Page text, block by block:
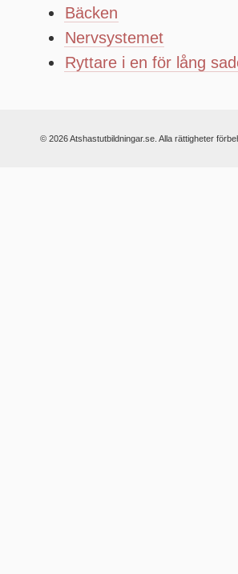
Bäcken
Nervsystemet
Ryttare i en för lång
© 2026 Atshastutbildningar.se. Alla rättigheter